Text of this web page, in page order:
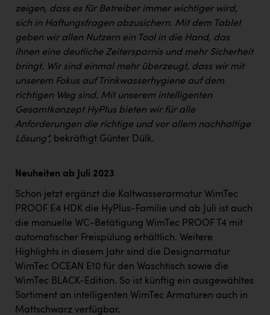
zeigen, dass es für Betreiber immer wichtiger wird,
sich in Haftungsfragen abzusichern. Mit dem Tablet
geben wir allen Nutzern ein Tool in die Hand, das
ihnen eine deutliche Zeitersparnis und mehr Sicherheit
bringt. Wir sind einmal mehr überzeugt, dass wir mit
unserem Fokus auf Trinkwasserhygiene auf dem
richtigen Weg sind. Mit unserem intelligenten
Gesamtkonzept HyPlus bieten wir für alle
Anforderungen die richtige und vor allem nachhaltige
Lösung“, bekräftigt Günter Dülk.
Neuheiten ab Juli 2023
Schon jetzt ergänzt die Kaltwasserarmatur WimTec
PROOF E4 HDK die HyPlus-Familie und ab Juli ist auch
die manuelle WC-Betätigung WimTec PROOF T4 mit
automatischer Freispülung erhältlich. Weitere
Highlights in diesem Jahr sind die Designarmatur
WimTec OCEAN E10 für den Waschtisch sowie die
WimTec BLACK-Edition. So ist künftig ein ausgewähltes
Sortiment an intelligenten WimTec Armaturen auch in
Mattschwarz verfügbar.